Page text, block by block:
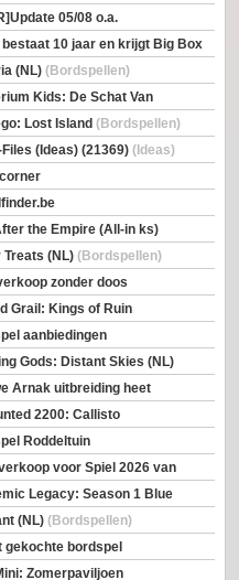
05/08 o.a.
Horizons, 20 Strong
10 jaar en krijgt Big Box
(NL) (Bordspellen)
Kids: De Schat Van
Lost Island (Bordspellen)
Files (Ideas) (21369) (Ideas)
the Empire (All-in ks)
Treats (NL) (Bordspellen)
zonder doos
Grail: Kings of Ruin
(Bordspellen)
aanbiedingen
Gods: Distant Skies (NL)
Arnak uitbreiding heet
2200: Callisto
Roddeltuin
voor Spiel 2026 van
Legacy: Season 1 Blue
(NL) (Bordspellen)
gekochte bordspel
Zomerpaviljoen